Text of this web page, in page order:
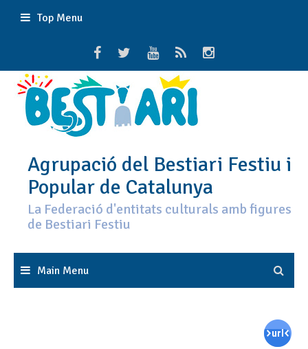
Top Menu
Agrupació del Bestiari Festiu i
Popular de Catalunya
La Federació d'entitats culturals amb figures
de Bestiari Festiu
Main Menu